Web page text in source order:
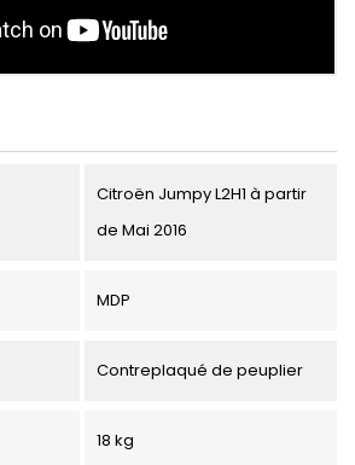
Citroën Jumpy L2H1 à partir
de Mai 2016
MDP
Contreplaqué de peuplier
18 kg